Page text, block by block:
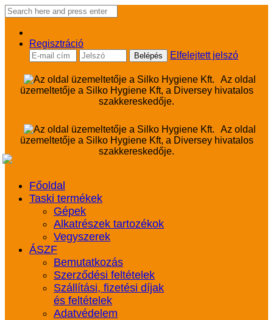
Regisztráció
Elfelejtett jelszó
Az oldal
üzemeltetője a Silko Hygiene Kft, a Diversey hivatalos
szakkereskedője.
Az oldal
üzemeltetője a Silko Hygiene Kft, a Diversey hivatalos
szakkereskedője.
Főoldal
Taski termékek
Gépek
Alkatrészek tartozékok
Vegyszerek
ÁSZF
Bemutatkozás
Szerződési feltételek
Szállítási, fizetési díjak
és feltételek
Adatvédelem